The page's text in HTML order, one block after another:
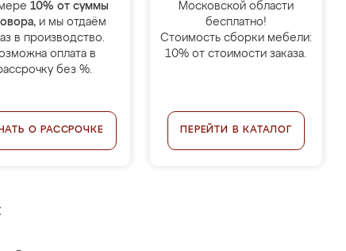
10% от суммы
, и мы отдаём
в производство.
оплата в
без %.
О РАССРОЧКЕ
Московской области
бесплатно!
Стоимость сборки мебели:
10% от стоимости заказа.
ПЕРЕЙТИ В КАТАЛОГ